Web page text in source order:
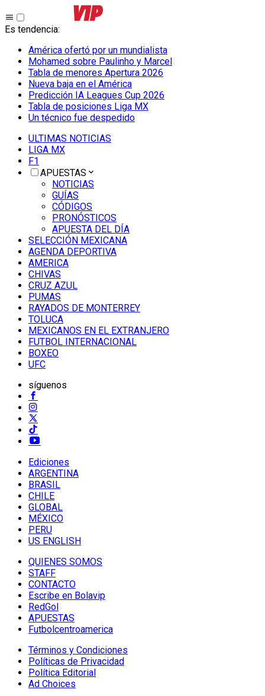
Es tendencia:
América ofertó por un mundialista
Mohamed sobre Paulinho y Marcel
Tabla de menores Apertura 2026
Nueva baja en el América
Predicción IA Leagues Cup 2026
Tabla de posiciones Liga MX
Un técnico fue despedido
ULTIMAS NOTICIAS
LIGA MX
F1
APUESTAS
NOTICIAS
GUÍAS
CÓDIGOS
PRONÓSTICOS
APUESTA DEL DÍA
SELECCIÓN MEXICANA
AGENDA DEPORTIVA
AMERICA
CHIVAS
CRUZ AZUL
PUMAS
RAYADOS DE MONTERREY
TOLUCA
MEXICANOS EN EL EXTRANJERO
FUTBOL INTERNACIONAL
BOXEO
UFC
síguenos
Ediciones
ARGENTINA
BRASIL
CHILE
GLOBAL
MÉXICO
PERU
US ENGLISH
QUIENES SOMOS
STAFF
CONTACTO
Escribe en Bolavip
RedGol
APUESTAS
Futbolcentroamerica
Términos y Condiciones
Políticas de Privacidad
Política Editorial
Ad Choices